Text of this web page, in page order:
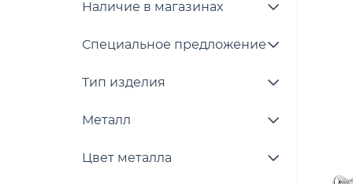
Наличие в магазинах
Специальное предложение
Тип изделия
Металл
Цвет металла